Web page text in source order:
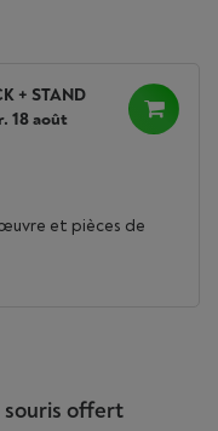
+ STAND
18 août
et pièces de
souris offert